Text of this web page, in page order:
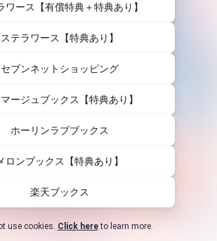
ワース【有償特典＋特典あり】
ステラワース【特典あり】
セブンネットショッピング
ージュブックス【特典あり】
ホーリンラブブックス
ロンブックス【特典あり】
楽天ブックス
use cookies. Click here to learn more.